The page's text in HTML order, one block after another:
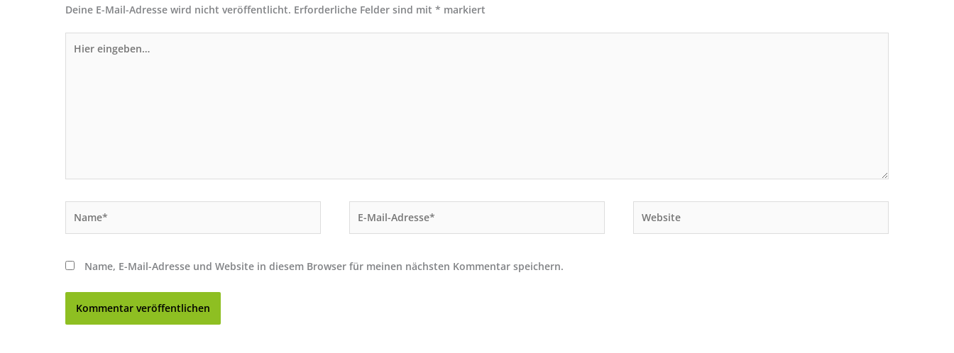
Deine E-Mail-Adresse wird nicht veröffentlicht. Erforderliche Felder sind mit * markiert
eingeben…
Mail-
Name, E-Mail-Adresse und Website in diesem Browser für meinen nächsten Kommentar speichern.